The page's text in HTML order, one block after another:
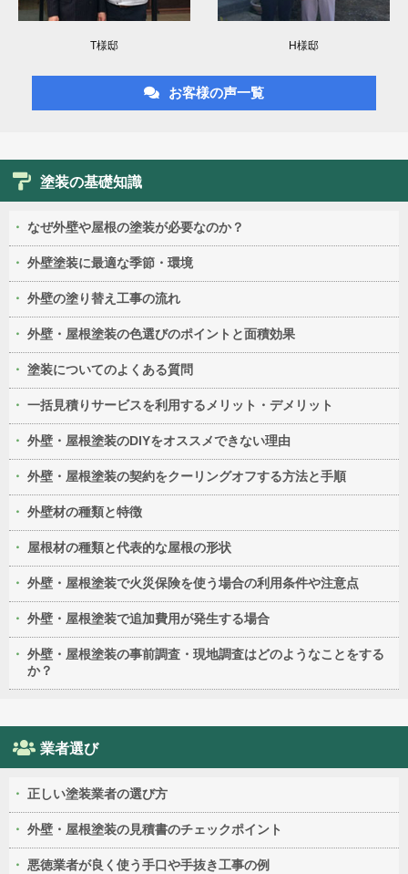
T様邸 H様邸
お客様の声一覧
塗装の基礎知識
なぜ外壁や屋根の塗装が必要なのか？
外壁塗装に最適な季節・環境
外壁の塗り替え工事の流れ
外壁・屋根塗装の色選びのポイントと面積効果
塗装についてのよくある質問
一括見積りサービスを利用するメリット・デメリット
外壁・屋根塗装のDIYをオススメできない理由
外壁・屋根塗装の契約をクーリングオフする方法と手順
外壁材の種類と特徴
屋根材の種類と代表的な屋根の形状
外壁・屋根塗装で火災保険を使う場合の利用条件や注意点
外壁・屋根塗装で追加費用が発生する場合
外壁・屋根塗装の事前調査・現地調査はどのようなことをする
か？
業者選び
正しい塗装業者の選び方
外壁・屋根塗装の見積書のチェックポイント
悪徳業者が良く使う手口や手抜き工事の例